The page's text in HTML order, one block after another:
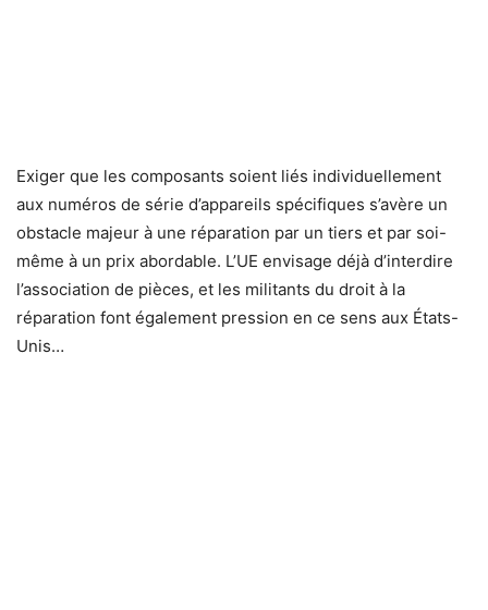
Exiger que les composants soient liés individuellement
aux numéros de série d’appareils spécifiques s’avère un
obstacle majeur à une réparation par un tiers et par soi-
même à un prix abordable. L’UE envisage déjà d’interdire
l’association de pièces, et les militants du droit à la
réparation font également pression en ce sens aux États-
Unis…